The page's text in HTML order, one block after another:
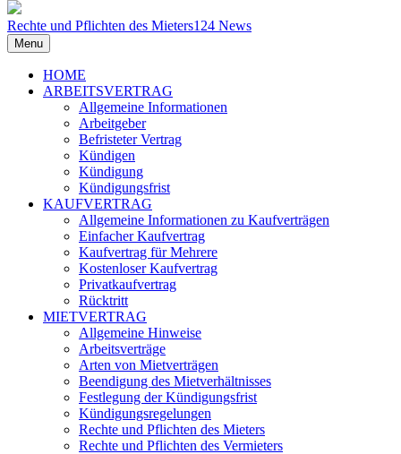
Rechte und Pflichten des Mieters124 News
Menu
HOME
ARBEITSVERTRAG
Allgemeine Informationen
Arbeitgeber
Befristeter Vertrag
Kündigen
Kündigung
Kündigungsfrist
KAUFVERTRAG
Allgemeine Informationen zu Kaufverträgen
Einfacher Kaufvertrag
Kaufvertrag für Mehrere
Kostenloser Kaufvertrag
Privatkaufvertrag
Rücktritt
MIETVERTRAG
Allgemeine Hinweise
Arbeitsverträge
Arten von Mietverträgen
Beendigung des Mietverhältnisses
Festlegung der Kündigungsfrist
Kündigungsregelungen
Rechte und Pflichten des Mieters
Rechte und Pflichten des Vermieters